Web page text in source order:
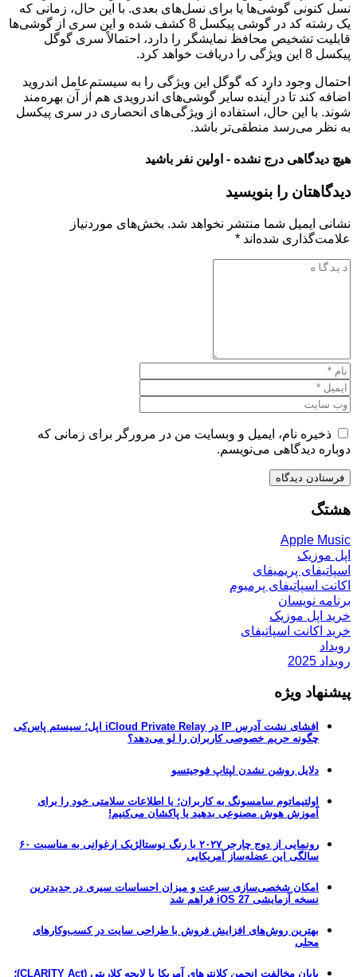
نسل کنونی گوشی‌ها یا برای نسل‌های بعدی. با این حال، زمانی که
یک رشته کد در گوشی پیکسل 8 کشف شده و این سری از گوشی‌ها
قابلیت تشخیص محافظ نمایشگر را دارد، احتمالاً سری گوگل
پیکسل 8 این ویژگی را دریافت خواهد کرد.
احتمال وجود دارد که گوگل این ویژگی را به سیستم‌عامل اندروید
اضافه کند تا در آینده سایر گوشی‌های اندرویدی هم از آن بهره‌مند
شوند. با این حال، استفاده از ویژگی‌های انحصاری در سری پیکسل
به نظر می‌رسد منطقی‌تر باشد.
هیچ دیدگاهی درج نشده - اولین نفر باشید
دیدگاهتان را بنویسید
نشانی ایمیل شما منتشر نخواهد شد. بخش‌های موردنیاز
علامت‌گذاری شده‌اند *
ذخیره نام، ایمیل و وبسایت من در مرورگر برای زمانی که
دوباره دیدگاهی می‌نویسم.
هشتگ
Apple Music
اپل موزیک
اسپاتیفای پریمیفای
اکانت اسپاتیفای پرمیوم
برنامه نویسان
خرید اپل موزیک
خرید اکانت اسپاتیفای
رویداد
رویداد 2025
پیشنهاد ویژه
افشای نشت آدرس IP در iCloud Private Relay اپل؛ سیستم پاس‌کی
چگونه حریم خصوصی کاربران را لو می‌دهد؟
دلایل روشن نشدن لپتاپ فوجیتسو
اولتیماتوم سامسونگ به کاربران؛ یا اطلاعات سلامتی خود را برای
آموزش هوش مصنوعی بدهید یا پاکشان می‌کنیم!
رونمایی از دوج چارجر ۲۰۲۷ با رنگ نوستالژیک ارغوانی به مناسبت ۶۰
سالگی این عضله‌ساز آمریکایی
امکان شخصی‌سازی سرعت و میزان احساسات سیری در جدیدترین
نسخه آزمایشی iOS 27 فراهم شد
بهترین روش‌های افزایش فروش با طراحی سایت در کسب‌وکارهای
محلی
پایان مخالفت انجمن کلانترهای آمریکا با لایحه کلاریتی (CLARITY Act)؛